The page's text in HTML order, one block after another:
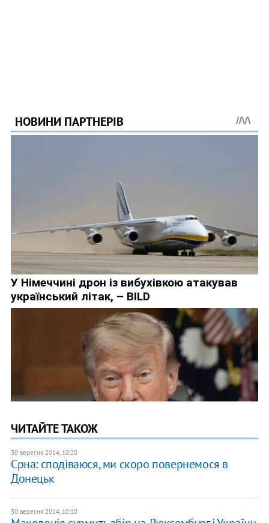
ЧИТАЙТЕ ТАКОЖ
30 вересня 2014, 10:20
Срна: сподіваюся, ми скоро повернемося в
Донецьк
30 вересня 2014, 10:10